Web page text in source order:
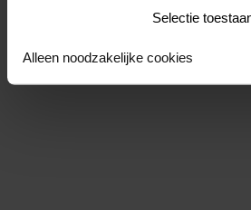
Selectie
Alleen noodzakelijke cookies